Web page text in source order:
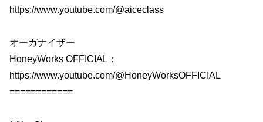
https://www.youtube.com/@aiceclass
オーガナイザー
HoneyWorks OFFICIAL：
https://www.youtube.com/@HoneyWorksOFFICIAL
============